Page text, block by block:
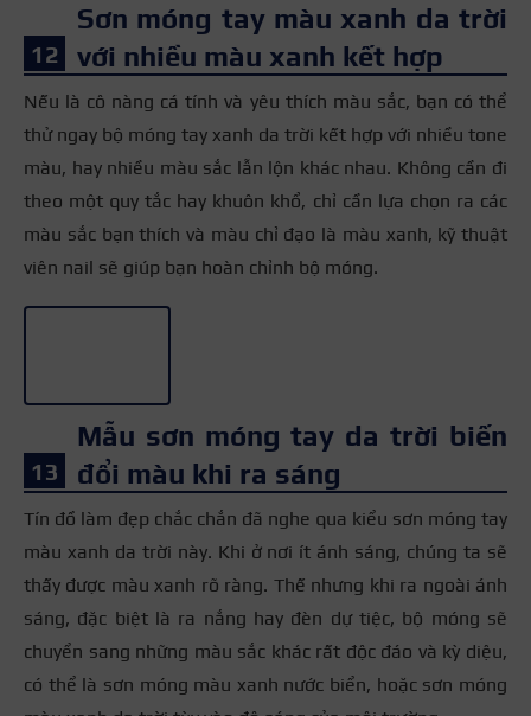
Sơn móng tay màu xanh da trời
với nhiều màu xanh kết hợp
Nếu là cô nàng cá tính và yêu thích màu sắc, bạn có thể
thử ngay bộ móng tay xanh da trời kết hợp với nhiều tone
màu, hay nhiều màu sắc lẫn lộn khác nhau. Không cần đi
theo một quy tắc hay khuôn khổ, chỉ cần lựa chọn ra các
màu sắc bạn thích và màu chỉ đạo là màu xanh, kỹ thuật
viên nail sẽ giúp bạn hoàn chỉnh bộ móng.
Mẫu sơn móng tay da trời biến
đổi màu khi ra sáng
Tín đồ làm đẹp chắc chắn đã nghe qua kiểu sơn móng tay
màu xanh da trời này. Khi ở nơi ít ánh sáng, chúng ta sẽ
thấy được màu xanh rõ ràng. Thế nhưng khi ra ngoài ánh
sáng, đặc biệt là ra nắng hay đèn dự tiệc, bộ móng sẽ
chuyển sang những màu sắc khác rất độc đáo và kỳ diệu,
có thể là sơn móng màu xanh nước biển, hoặc sơn móng